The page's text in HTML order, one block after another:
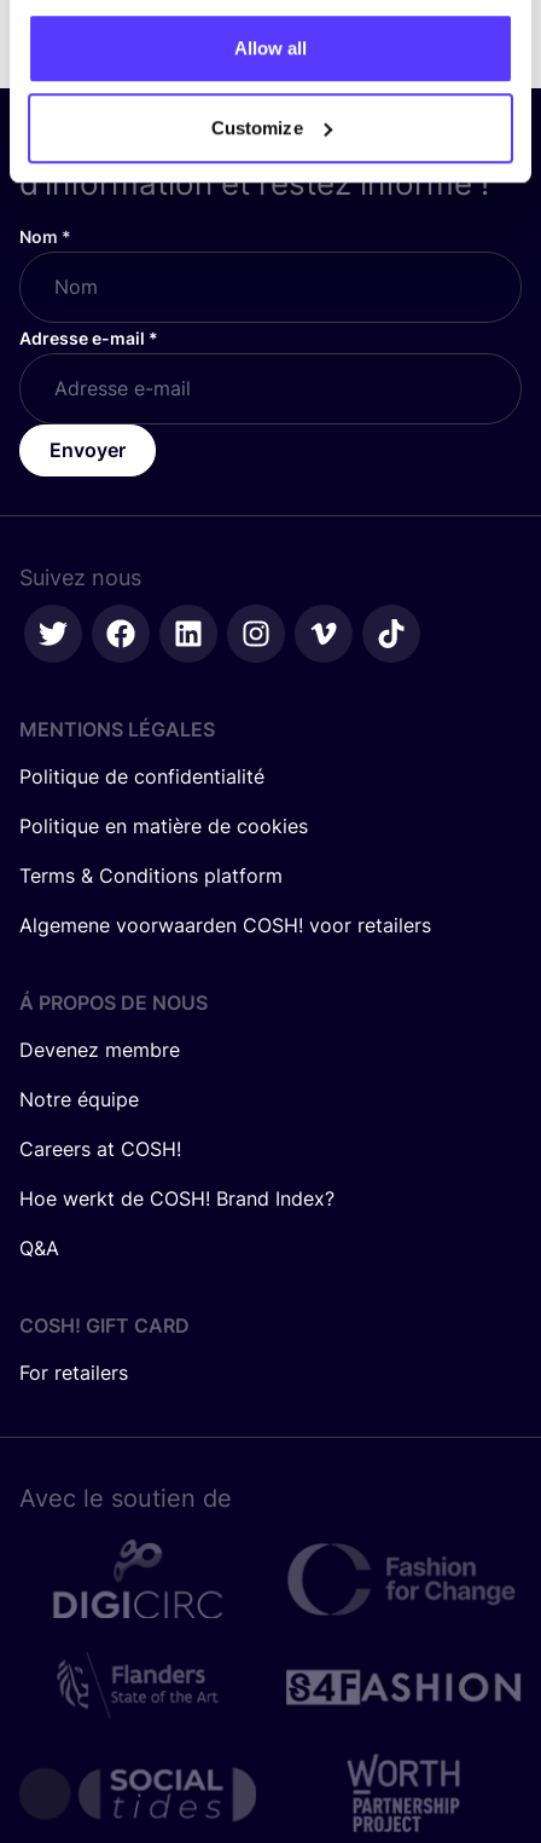
Allow all
Customize
Inscrivez-vous à notre lettre
d’information et restez informé !
Nom *
Adresse e-mail *
Envoyer
Suivez nous
MENTIONS LÉGALES
Politique de confidentialité
Politique en matière de cookies
Terms & Conditions platform
Algemene voorwaarden COSH! voor retailers
Á PROPOS DE NOUS
Devenez membre
Notre équipe
Careers at COSH!
Hoe werkt de COSH! Brand Index?
Q&A
COSH! GIFT CARD
For retailers
Avec le sou­tien de